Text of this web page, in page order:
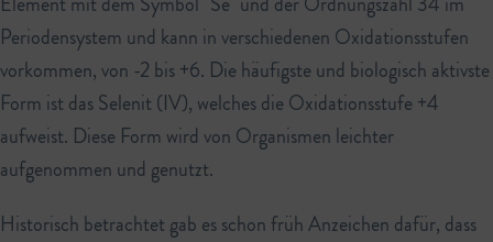
Periodensystem und kann in verschiedenen Oxidationsstufen
vorkommen, von -2 bis +6. Die häufigste und biologisch aktivste
Form ist das Selenit (IV), welches die Oxidationsstufe +4
aufweist. Diese Form wird von Organismen leichter
aufgenommen und genutzt.
Historisch betrachtet gab es schon früh Anzeichen dafür, dass